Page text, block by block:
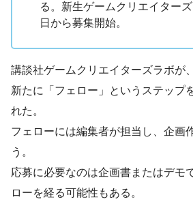
る。新生ゲームクリエイター
日から募集開始。
講談社ゲームクリエイターズラボが
新たに「フェロー」というステップ
れた。
フェローには編集者が担当し、企画
う。
応募に必要なのは企画書またはデモ
ローを経る可能性もある。